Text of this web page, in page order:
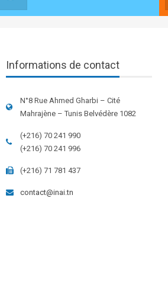
Informations de contact
N°8 Rue Ahmed Gharbi – Cité
Mahrajène – Tunis Belvédère 1082
(+216) 70 241 990
(+216) 70 241 996
(+216) 71 781 437
contact@inai.tn